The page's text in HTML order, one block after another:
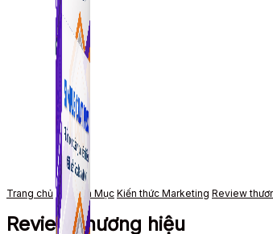
Trang chủ Chuyên Mục Kiến thức Marketing Review
Review thương hiệu